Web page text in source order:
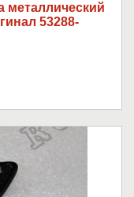
металлический
53288-